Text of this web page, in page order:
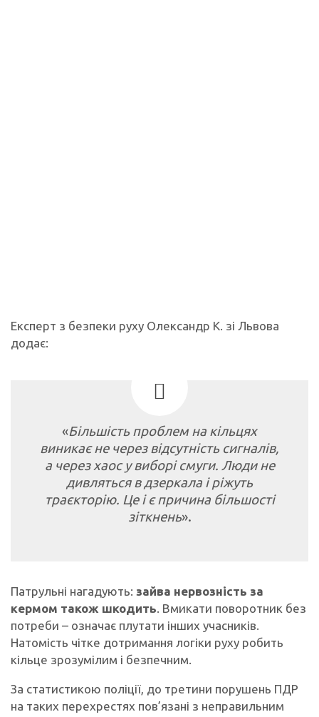
Експерт з безпеки руху Олександр К. зі Львова
додає:
«Більшість проблем на кільцях
виникає не через відсутність сигналів,
а через хаос у виборі смуги. Люди не
дивляться в дзеркала і ріжуть
траєкторію. Це і є причина більшості
зіткнень».
Патрульні нагадують: зайва нервозність за
кермом також шкодить. Вмикати поворотник без
потреби – означає плутати інших учасників.
Натомість чітке дотримання логіки руху робить
кільце зрозумілим і безпечним.
За статистикою поліції, до третини порушень ПДР
на таких перехрестях пов’язані з неправильним